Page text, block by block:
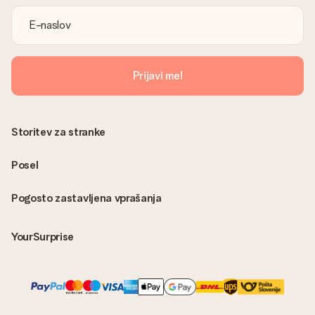
Prijavi me!
Pogosto zastavljena vprašanja
YourSurprise
Storitev za stranke
Posel